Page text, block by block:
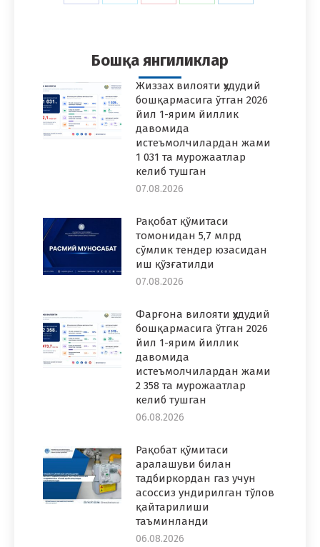
Бошқа янгиликлар
Жиззах вилояти ҳудудий
бошқармасига ўтган 2026
йил 1-ярим йиллик
давомида
истеъмолчилардан жами
1 031 та мурожаатлар
келиб тушган
07.08.2026
Рақобат қўмитаси
томонидан 5,7 млрд
сўмлик тендер юзасидан
иш қўзғатилди
07.08.2026
Фарғона вилояти ҳудудий
бошқармасига ўтган 2026
йил 1-ярим йиллик
давомида
истеъмолчилардан жами
2 358 та мурожаатлар
келиб тушган
06.08.2026
Рақобат қўмитаси
аралашуви билан
тадбиркордан газ учун
асоссиз ундирилган тўлов
қайтарилиши
таъминланди
06.08.2026